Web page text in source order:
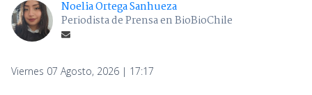
Noelia Ortega Sanhueza
Periodista de Prensa en BioBioChile
Viernes 07 Agosto, 2026 | 17:17